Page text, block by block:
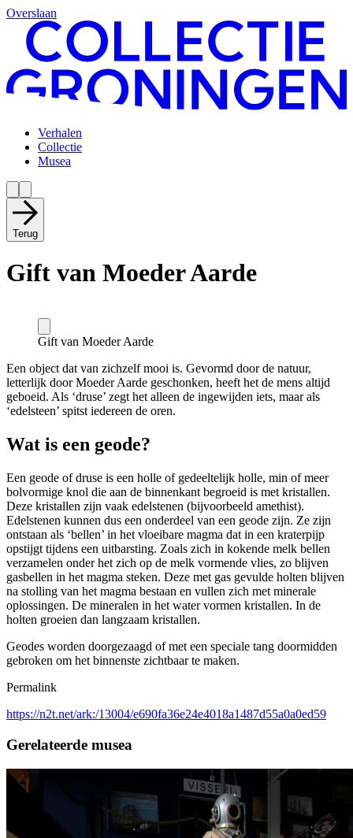
Overslaan
Verhalen
Collectie
Musea
Terug
Gift van Moeder Aarde
Gift van Moeder Aarde
Een object dat van zichzelf mooi is. Gevormd door de natuur,
letterlijk door Moeder Aarde geschonken, heeft het de mens altijd
geboeid. Als ‘druse’ zegt het alleen de ingewijden iets, maar als
‘edelsteen’ spitst iedereen de oren.
Wat is een geode?
Een geode of druse is een holle of gedeeltelijk holle, min of meer
bolvormige knol die aan de binnenkant begroeid is met kristallen.
Deze kristallen zijn vaak edelstenen (bijvoorbeeld amethist).
Edelstenen kunnen dus een onderdeel van een geode zijn. Ze zijn
ontstaan als ‘bellen’ in het vloeibare magma dat in een kraterpijp
opstijgt tijdens een uitbarsting. Zoals zich in kokende melk bellen
verzamelen onder het zich op de melk vormende vlies, zo blijven
gasbellen in het magma steken. Deze met gas gevulde holten blijven
na stolling van het magma bestaan en vullen zich met minerale
oplossingen. De mineralen in het water vormen kristallen. In de
holten groeien dan langzaam kristallen.
Geodes worden doorgezaagd of met een speciale tang doormidden
gebroken om het binnenste zichtbaar te maken.
Permalink
https://n2t.net/ark:/13004/e690fa36e24e4018a1487d55a0a0ed59
Gerelateerde musea